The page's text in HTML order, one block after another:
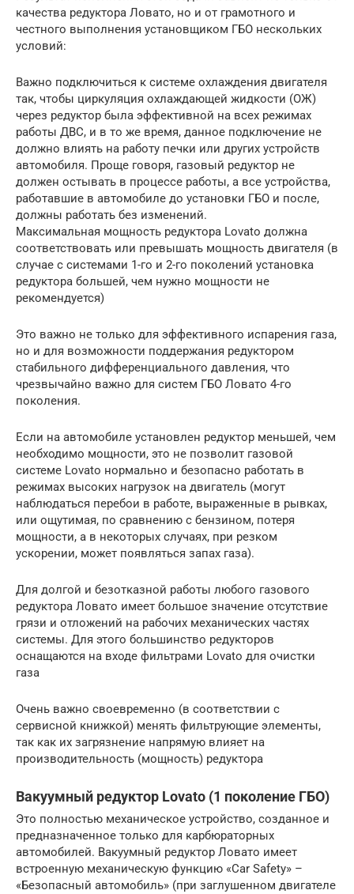
качества редуктора Ловато, но и от грамотного и
честного выполнения установщиком ГБО нескольких
условий:
Важно подключиться к системе охлаждения двигателя
так, чтобы циркуляция охлаждающей жидкости (ОЖ)
через редуктор была эффективной на всех режимах
работы ДВС, и в то же время, данное подключение не
должно влиять на работу печки или других устройств
автомобиля. Проще говоря, газовый редуктор не
должен остывать в процессе работы, а все устройства,
работавшие в автомобиле до установки ГБО и после,
должны работать без изменений.
Максимальная мощность редуктора Lovato должна
соответствовать или превышать мощность двигателя (в
случае с системами 1-го и 2-го поколений установка
редуктора большей, чем нужно мощности не
рекомендуется)
Это важно не только для эффективного испарения газа,
но и для возможности поддержания редуктором
стабильного дифференциального давления, что
чрезвычайно важно для систем ГБО Ловато 4-го
поколения.
Если на автомобиле установлен редуктор меньшей, чем
необходимо мощности, это не позволит газовой
системе Lovato нормально и безопасно работать в
режимах высоких нагрузок на двигатель (могут
наблюдаться перебои в работе, выраженные в рывках,
или ощутимая, по сравнению с бензином, потеря
мощности, а в некоторых случаях, при резком
ускорении, может появляться запах газа).
Для долгой и безотказной работы любого газового
редуктора Ловато имеет большое значение отсутствие
грязи и отложений на рабочих механических частях
системы. Для этого большинство редукторов
оснащаются на входе фильтрами Lovato для очистки
газа
Очень важно своевременно (в соответствии с
сервисной книжкой) менять фильтрующие элементы,
так как их загрязнение напрямую влияет на
производительность (мощность) редуктора
Вакуумный редуктор Lovato (1 поколение ГБО)
Это полностью механическое устройство, созданное и
предназначенное только для карбюраторных
автомобилей. Вакуумный редуктор Ловато имеет
встроенную механическую функцию «Car Safety» –
«Безопасный автомобиль» (при заглушенном двигателе